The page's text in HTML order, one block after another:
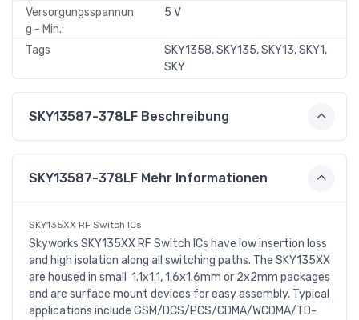
Versorgungsspannun
g - Min.:
5 V
Tags
SKY1358, SKY135, SKY13, SKY1,
SKY
SKY13587-378LF Beschreibung
SKY13587-378LF Mehr Informationen
SKY135XX RF Switch ICs
Skyworks SKY135XX RF Switch ICs have low insertion loss
and high isolation along all switching paths. The SKY135XX
are housed in small 1.1x1.1, 1.6x1.6mm or 2x2mm packages
and are surface mount devices for easy assembly. Typical
applications include GSM/DCS/PCS/CDMA/WCDMA/TD-